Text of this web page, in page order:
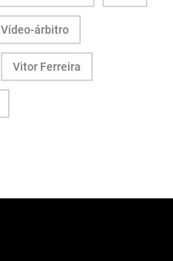
Vídeo-árbitro
Vitor Ferreira